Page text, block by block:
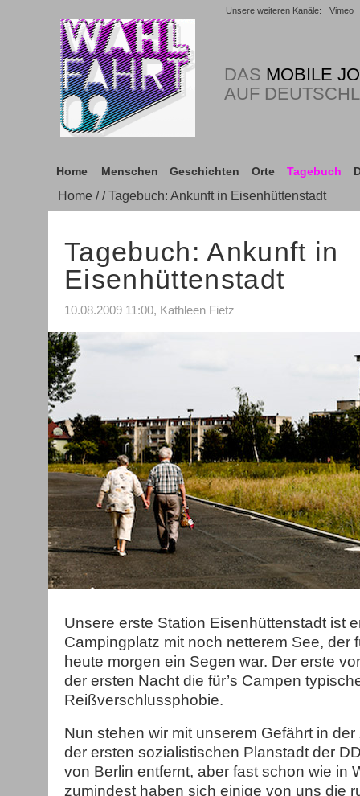
Unsere weiteren Kanäle: Vimeo
DAS MOBILE
AUF
Home Menschen Geschichten Orte Tagebuch
Home // Tagebuch: Ankunft in Eisenhüttenstadt
Tagebuch: Ankunft in
Eisenhüttenstadt
10.08.2009 11:00, Kathleen Fietz
Unsere erste Station Eisenhüttenstadt ist
Campingplatz mit noch netterem See, der
heute morgen ein Segen war. Der erste
der ersten Nacht die für’s Campen
Reißverschlussphobie.
Nun stehen wir mit unserem Gefährt in
der ersten sozialistischen Planstadt der
von Berlin entfernt, aber fast schon wie in
zumindest haben sich einige von uns die